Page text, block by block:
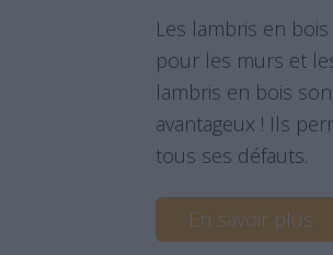
Les lambris en
pour les murs et
lambris en bois
avantageux ! Ils
tous ses défauts.
En savoir plus